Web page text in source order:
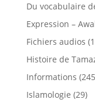
Du vocabulaire
Expression –
Fichiers audios
Histoire de
Informations
Islamologie (29)